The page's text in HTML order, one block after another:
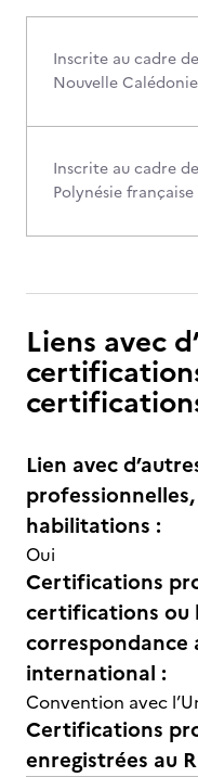
Inscrite au cadre
Nouvelle Calédonie
Inscrite au cadre
Polynésie française
Liens avec
Lien avec
habilitations :
Oui
Certifications
certifications ou
correspondance
international :
Convention avec
Certifications
enregistrées au